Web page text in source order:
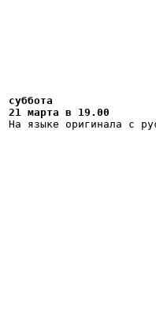
суббота
21 марта в 19.00
На языке оригинала с